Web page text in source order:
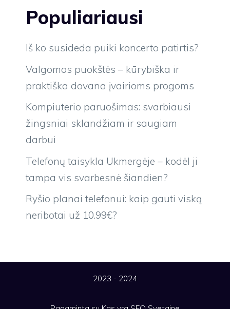
Populiariausi
Iš ko susideda puiki koncerto patirtis?
Valgomos puokštės – kūrybiška ir
praktiška dovana įvairioms progoms
Kompiuterio paruošimas: svarbiausi
žingsniai sklandžiam ir saugiam
darbui
Telefonų taisykla Ukmergėje – kodėl ji
tampa vis svarbesnė šiandien?
Ryšio planai telefonui: kaip gauti viską
neribotai už 10.99€?
2023 - 2024